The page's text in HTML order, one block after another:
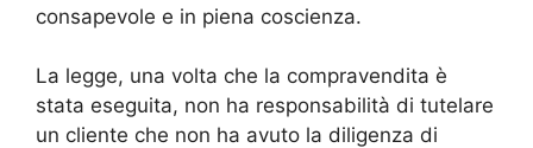
consapevole e in piena coscienza.
La legge, una volta che la compravendita è
stata eseguita, non ha responsabilità di tutelare
un cliente che non ha avuto la diligenza di